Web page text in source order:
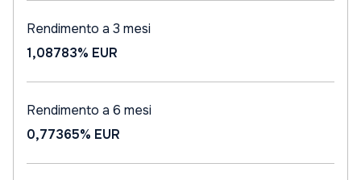
Rendimento a 3 mesi
1,08783% EUR
Rendimento a 6 mesi
0,77365% EUR